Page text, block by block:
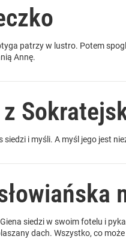
patrzy w lustro. Potem
Annę.
siedzi i myśli. A myśl jego jest
siedzi w swoim fotelu i
dach. Wszystko, co